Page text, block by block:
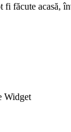
făcute